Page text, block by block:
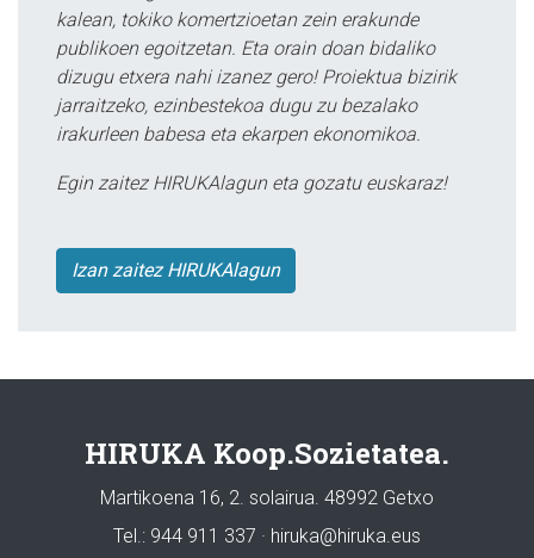
kalean, tokiko komertzioetan zein erakunde
publikoen egoitzetan. Eta orain doan bidaliko
dizugu etxera nahi izanez gero! Proiektua bizirik
jarraitzeko, ezinbestekoa dugu zu bezalako
irakurleen babesa eta ekarpen ekonomikoa.
Egin zaitez HIRUKAlagun eta gozatu euskaraz!
Izan zaitez HIRUKAlagun
HIRUKA Koop.Sozietatea.
Martikoena 16, 2. solairua. 48992 Getxo
Tel.: 944 911 337 · hiruka@hiruka.eus